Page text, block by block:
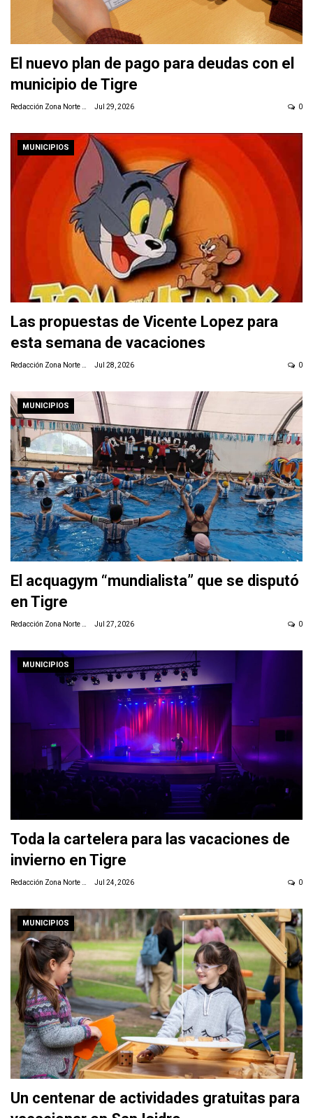
El nuevo plan de pago para deudas con el
municipio de Tigre
Jul 29, 2026 0
MUNICIPIOS
Las propuestas de Vicente Lopez para
esta semana de vacaciones
Redacción Zona Norte Daily Jul 28, 2026 0
MUNICIPIOS
El acquagym “mundialista” que se disputó
en Tigre
Jul 27, 2026 0
MUNICIPIOS
Toda la cartelera para las vacaciones de
invierno en Tigre
Jul 24, 2026 0
MUNICIPIOS
Un centenar de actividades gratuitas para